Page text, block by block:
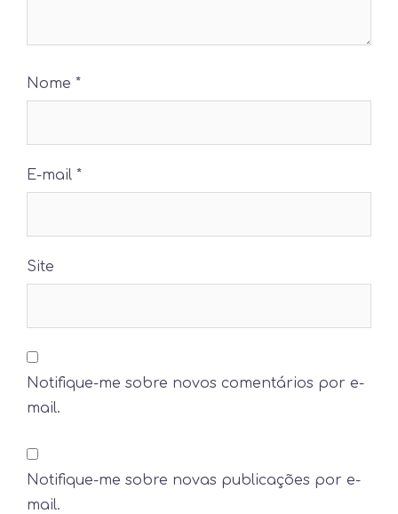
Nome *
E-mail *
Site
Notifique-me sobre novos comentários por e-
mail.
Notifique-me sobre novas publicações por e-
mail.